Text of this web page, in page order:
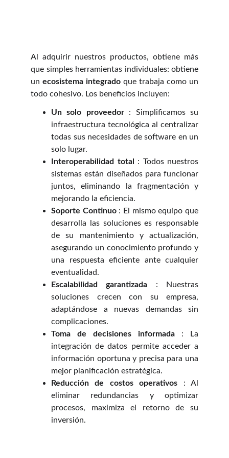
Al adquirir nuestros productos, obtiene más
que simples herramientas individuales: obtiene
un ecosistema integrado que trabaja como un
todo cohesivo. Los beneficios incluyen:
Un solo proveedor : Simplificamos su
infraestructura tecnológica al centralizar
todas sus necesidades de software en un
solo lugar.
Interoperabilidad total : Todos nuestros
sistemas están diseñados para funcionar
juntos, eliminando la fragmentación y
mejorando la eficiencia.
Soporte Continuo : El mismo equipo que
desarrolla las soluciones es responsable
de su mantenimiento y actualización,
asegurando un conocimiento profundo y
una respuesta eficiente ante cualquier
eventualidad.
Escalabilidad garantizada : Nuestras
soluciones crecen con su empresa,
adaptándose a nuevas demandas sin
complicaciones.
Toma de decisiones informada : La
integración de datos permite acceder a
información oportuna y precisa para una
mejor planificación estratégica.
Reducción de costos operativos : Al
eliminar redundancias y optimizar
procesos, maximiza el retorno de su
inversión.